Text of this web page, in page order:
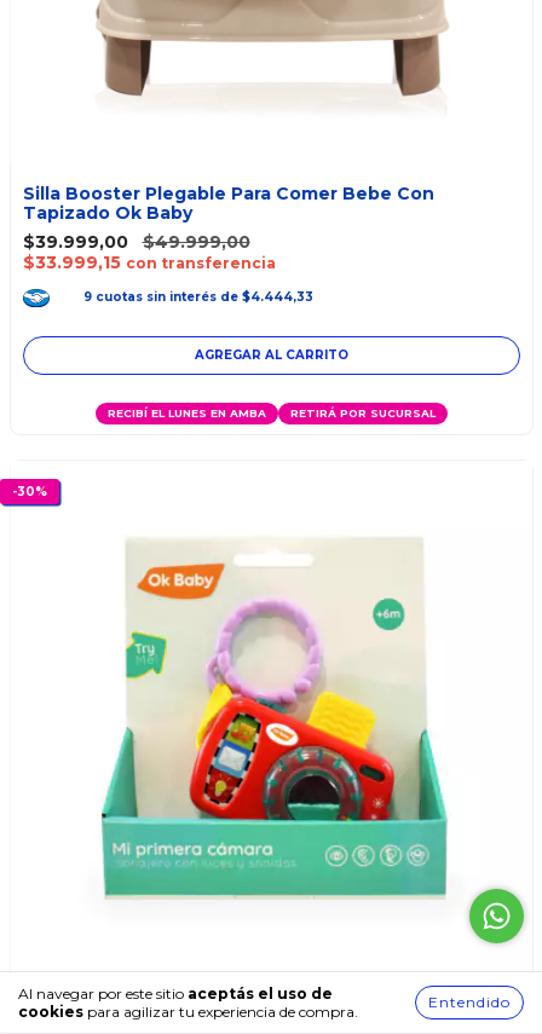
Al navegar por este sitio aceptás el uso de
cookies para agilizar tu experiencia de compra.
Entendido
Silla Booster Plegable Para Comer Bebe Con
Tapizado Ok Baby
$39.999,00
$49.999,00
$33.999,15 con transferencia
9 cuotas sin interés de $4.444,33
AGREGAR AL CARRITO
RECIBÍ EL LUNES EN AMBA RETIRÁ POR SUCURSAL
-30%
Mi Primera Camara De Fotos Con Luz Y Sonido Ok
Baby